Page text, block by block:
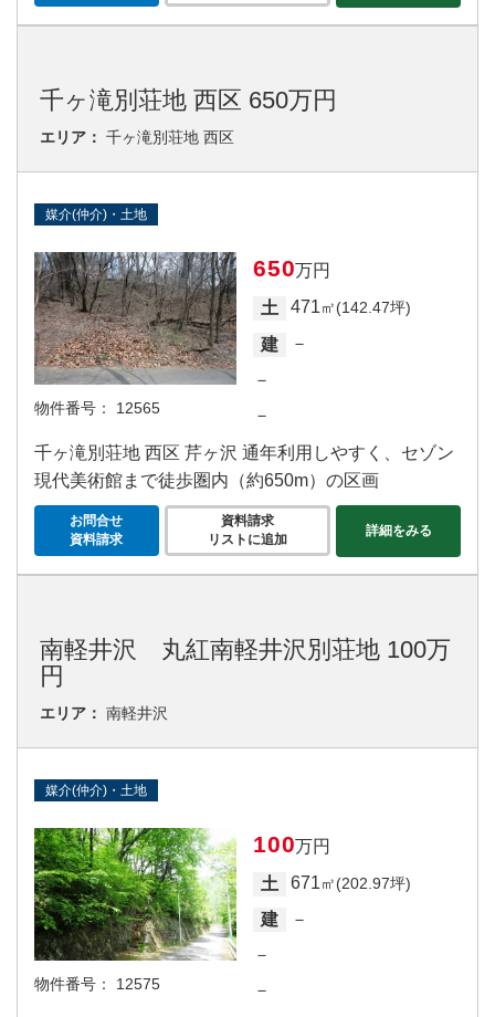
千ヶ滝別荘地 西区 650万円
エリア： 千ヶ滝別荘地 西区
媒介(仲介)・土地
物件番号： 12565
650万円
土
471㎡(142.47坪)
建
－
－
－
千ヶ滝別荘地 西区 芹ヶ沢 通年利用しやすく、セゾン
現代美術館まで徒歩圏内（約650m）の区画
お問合せ
資料請求
資料請求
リストに追加
詳細をみる
南軽井沢 丸紅南軽井沢別荘地 100万
円
エリア： 南軽井沢
媒介(仲介)・土地
物件番号： 12575
100万円
土
671㎡(202.97坪)
建
－
－
－